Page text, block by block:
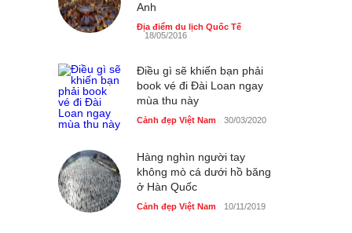
Nhiều hoạt động tôn vinh
nhà giáo tại Đầm Sen
Anh
Địa điểm du lịch Quốc Tế
18/05/2016
Điều gì sẽ khiến bạn phải
book vé đi Đài Loan ngay
mùa thu này
Cảnh đẹp Việt Nam 30/03/2020
Hàng nghìn người tay
không mò cá dưới hồ băng
ở Hàn Quốc
Cảnh đẹp Việt Nam 10/11/2019